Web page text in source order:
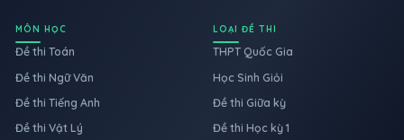
MÔN HỌC
Đề thi Toán
Đề thi Ngữ Văn
Đề thi Tiếng Anh
Đề thi Vật Lý
LOẠI ĐỀ THI
THPT Quốc Gia
Học Sinh Giỏi
Đề thi Giữa kỳ
Đề thi Học kỳ 1